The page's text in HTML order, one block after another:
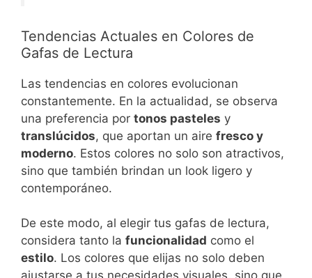
Tendencias Actuales en Colores de
Gafas de Lectura
Las tendencias en colores evolucionan
constantemente. En la actualidad, se observa
una preferencia por tonos pasteles y
translúcidos, que aportan un aire fresco y
moderno. Estos colores no solo son atractivos,
sino que también brindan un look ligero y
contemporáneo.
De este modo, al elegir tus gafas de lectura,
considera tanto la funcionalidad como el
estilo. Los colores que elijas no solo deben